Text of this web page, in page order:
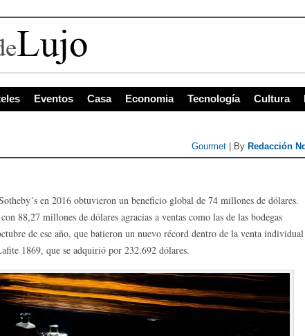
destinos co
Eventos Casa Economia Tecnología Cultura
Gourmet | By Redacción
en 2016 obtuvieron un beneficio global de 74 millones de dólares.
88,27 millones de dólares agracias a ventas como las de las bodegas
de ese año, que batieron un nuevo récord dentro de la venta individual
1869, que se adquirió por 232.692 dólares.